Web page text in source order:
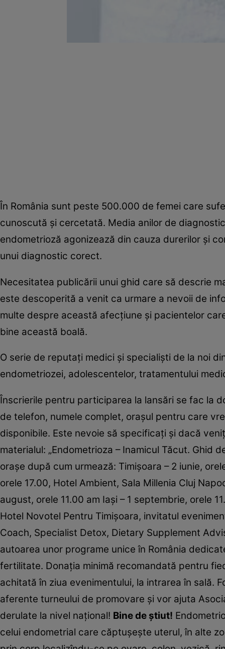
În România sunt peste 500.000 de femei care
cunoscută şi cercetată. Media anilor de
endometrioză agonizează din cauza durerilor şi
unui diagnostic corect.
Necesitatea publicării unui ghid care să descrie
este descoperită a venit ca urmare a nevoii de
multe despre această afecţiune şi pacientelor
bine această boală.
O serie de reputaţi medici şi specialişti de la noi
endometriozei, adolescentelor, tratamentului
Înscrierile pentru participarea la lansări se fac la
de telefon, numele complet, oraşul pentru care
disponibile. Este nevoie să specificaţi şi dacă
materialul: „Endometrioza – Inamicul Tăcut. Ghid
oraşe după cum urmează: Timişoara – 2 iunie,
orele 17.00, Hotel Ambient, Sala Millenia Cluj
august, orele 11.00 am Iaşi – 1 septembrie, orele
Hotel Novotel Pentru Timişoara, invitatul
Coach, Specialist Detox, Dietary Supplement
autoarea unor programe unice în România
fertilitate. Donaţia minimă recomandată pentru
achitată în ziua evenimentului, la intrarea în sală.
aferente turneului de promovare şi vor ajuta
derulate la nivel naţional! Bine de ştiut!
celui endometrial care căptuşeşte uterul, în alte